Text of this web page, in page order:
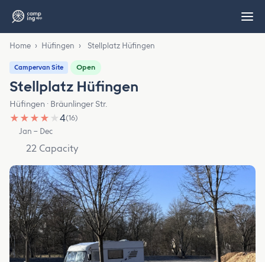
Home › Hüfingen › Stellplatz Hüfingen
Campervan Site Open
Stellplatz Hüfingen
Hüfingen · Bräunlinger Str.
★ ★ ★ ★ ★4(16)
Jan – Dec
22 Capacity